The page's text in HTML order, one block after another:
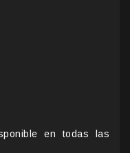
en todas las